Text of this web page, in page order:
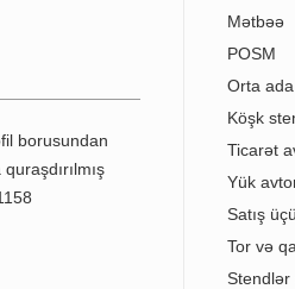
Mətbəə
POSM
Orta
Köşk
Ticarət
Yük
Satış
Tor və
Stendlər